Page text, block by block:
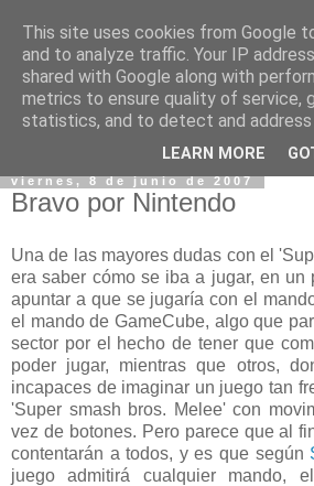
viernes, 8 de junio de 2007
Bravo por Nintendo
Una de las mayores dudas con el
era saber cómo se iba a jugar, en un
apuntar a que se jugaría con el
el mando de GameCube, algo que
sector por el hecho de tener que
poder jugar, mientras que otros,
incapaces de imaginar un juego tan
'Super smash bros. Melee' con
vez de botones. Pero parece que al
contentarán a todos, y es que según
juego admitirá cualquier mando,
This site uses cookies from Google
and to analyze traffic. Your IP
shared with Google along with
metrics to ensure quality of service,
statistics, and to detect and address
LEARN MORE